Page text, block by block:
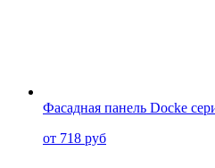
Фасадная панель Docke
от 718 руб